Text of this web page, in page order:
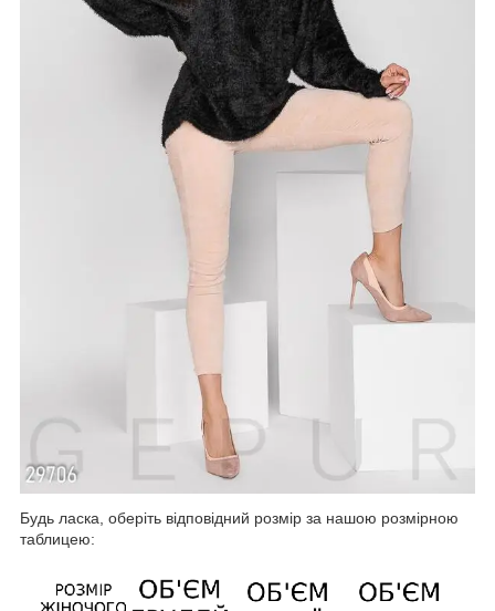
Будь ласка, оберіть відповідний розмір за нашою розмірною
таблицею: